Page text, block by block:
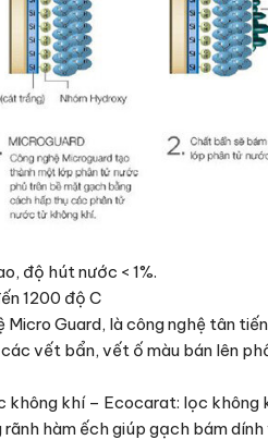
độ hút nước < 1%.
1200 độ C
Micro Guard, là công nghệ tân
vết bẩn, vết ố màu bán lên
không khí – Ecocarat: lọc không
hàm ếch giúp gạch bám